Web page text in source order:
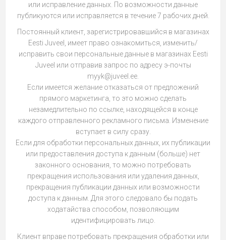
или исправление данных. По возможности данные
публикуются или исправляется в течение 7 рабочих дней.
Постоянный клиент, зарегистрировавшийся в магазинах
Eesti Juveel, имеет право ознакомиться, изменить/
исправить свои персональные данные в магазинах Eesti
Juveel или отправив запрос по адресу э-почты
myyk@juveel.ee.
Если имеется желание отказаться от предложений
прямого маркетинга, то это можно сделать
незамедлительно по ссылке, находящейся в конце
каждого отправленного рекламного письма. Изменение
вступает в силу сразу.
Если для обработки персональных данных, их публикации
или предоставления доступа к данным (больше) нет
законного основания, то можно потребовать
прекращения использования или удаления данных,
прекращения публикации данных или возможности
доступа к данным. Для этого следовало бы подать
ходатайства способом, позволяющим
идентифицировать лицо.
Клиент вправе потребовать прекращения обработки или